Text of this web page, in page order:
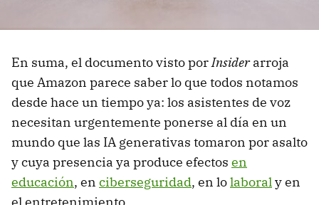
En suma, el documento visto por Insiderarroja
que Amazon parece saber lo que todos notamos
desde hace un tiempo ya: los asistentes de voz
necesitan urgentemente ponerse al día en un
mundo que las IA generativas tomaron por asalto
y cuya presencia ya produce efectos en
educación, en ciberseguridad, en lolaboral y en
el entretenimiento.